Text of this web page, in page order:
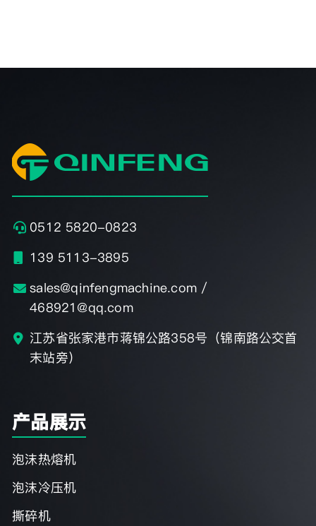
0512 5820-0823
139 5113-3895
sales@qinfengmachine.com /
468921@qq.com
江苏省张家港市蒋锦公路358号（锦南路公交首
末站旁）
产品展示
泡沫热熔机
泡沫冷压机
撕碎机